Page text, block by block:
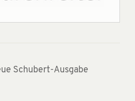
Schubert-Ausgabe